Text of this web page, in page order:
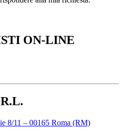
ON-LINE
8/11 – 00165 Roma (RM)